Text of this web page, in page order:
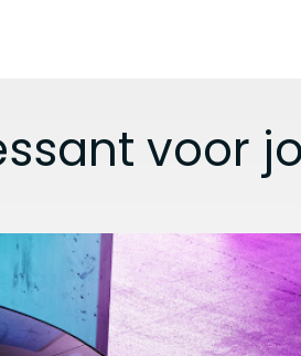
voor